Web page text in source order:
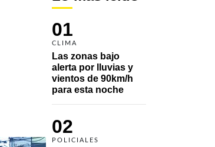
01
CLIMA
Las zonas bajo
alerta por lluvias y
vientos de 90km/h
para esta noche
02
POLICIALES